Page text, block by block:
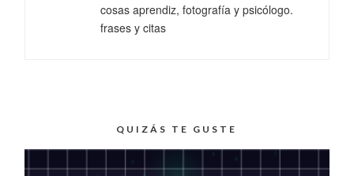
cosas aprendiz, fotografía y psicólogo.
frases y citas
QUIZÁS TE GUSTE